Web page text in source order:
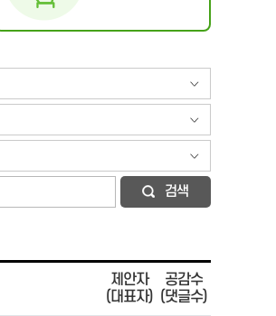
검색
제안자
(대표자)
공감수
(댓글수)